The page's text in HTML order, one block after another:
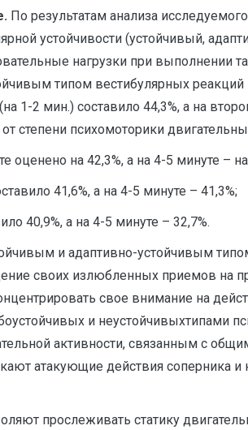
По результатам анализа
устойчивости (устойчивый,
нагрузки при выполнении
типом вестибулярных
1-2 мин.) составило 44,3%, а на
степени психомоторики
на 42,3%, а на 4-5 минуте – на
41,6%, а на 4-5 минуте – 41,3%;
40,9%, а на 4-5 минуте – 32,7%.
и адаптивно-устойчивым
своих излюбленных приемов на
свое внимание на
и неустойчивыхтипами
активности, связанным с
атакующие действия соперника
прослеживать статику